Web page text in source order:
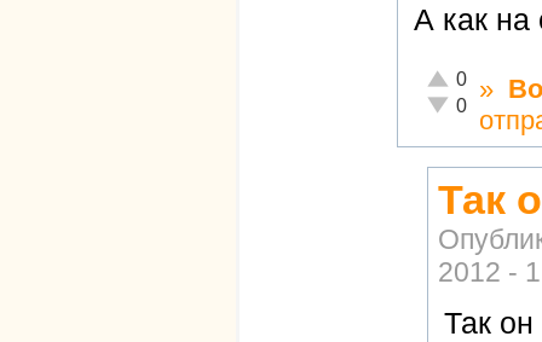
А как на
Отлично!
0
Неадекватно!
0
»
Так
2012 -
Так он